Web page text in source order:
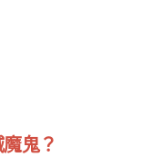
鬼？